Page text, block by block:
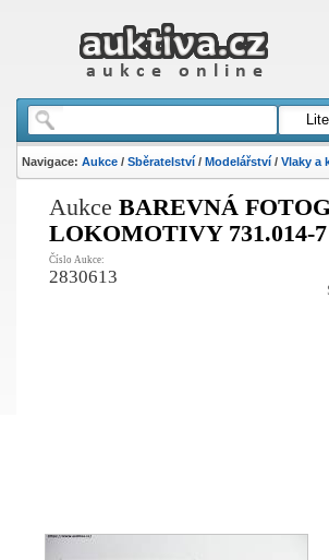
Navigace: Aukce/ Sběratelství/ Modelářství/ Vlaky a
Aukce BAREVNÁ
LOKOMOTIVY 731.014-
Číslo Aukce:
2830613